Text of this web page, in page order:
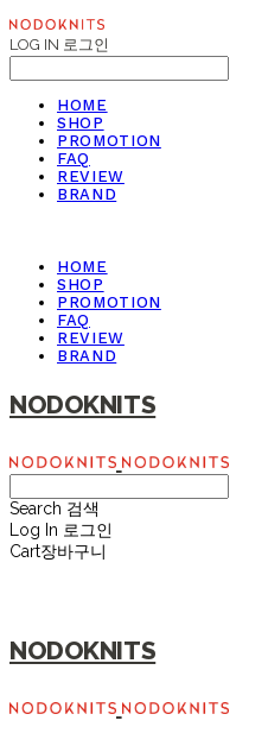
LOG IN 로그인
HOME
SHOP
PROMOTION
FAQ
REVIEW
BRAND
HOME
SHOP
PROMOTION
FAQ
REVIEW
BRAND
NODOKNITS
Search 검색
Log In 로그인
Cart장바구니
NODOKNITS